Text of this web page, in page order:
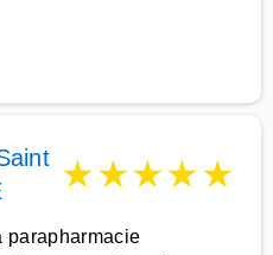
★★★★★
parapharmacie